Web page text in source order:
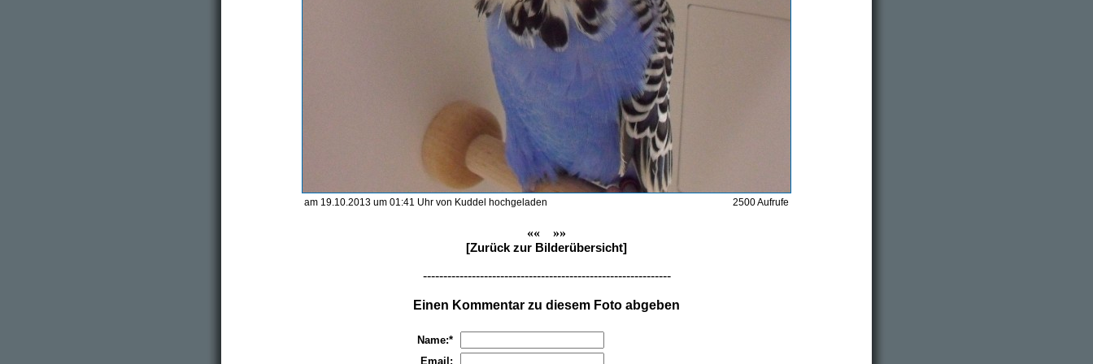
am 19.10.2013 um 01:41 Uhr von Kuddel hochgeladen 2500 Aufrufe
««
»»
[Zurück zur Bilderübersicht]
-------------------------------------------------------------
Einen Kommentar zu diesem Foto abgeben
Name:*
Email: